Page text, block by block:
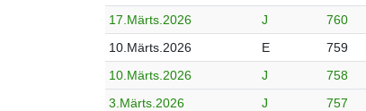
17.Märts.2026
J 760
10.Märts.2026
E 759
10.Märts.2026
J 758
3.Märts.2026
J 757